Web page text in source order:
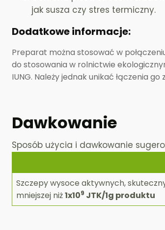
jak susza czy stres termiczny.
Dodatkowe informacje:
Preparat można stosować w
do stosowania w rolnictwie
IUNG. Należy jednak unikać łączenia
Dawkowanie
Sposób użycia i dawkowanie
Szczepy wysoce aktywnych,
mniejszej niż1x109 JTK/1g produktu